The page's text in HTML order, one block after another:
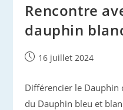
Rencontre
dauphin
Publication
16 juillet 2024
Différencier le
du Dauphin bleu et